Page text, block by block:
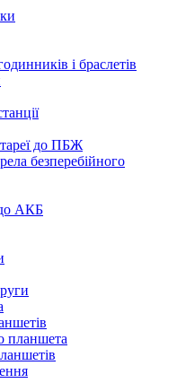
і браслетів
до ПБЖ
безперебійного
до АКБ
планшета